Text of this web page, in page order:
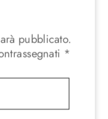
pubblicato.
*